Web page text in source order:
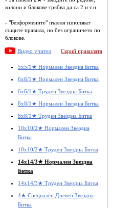
колони и блокове трябва да са 2 и т.н.
- "Безформените" пъзели използват
същите правила, но без ограничето по
блокове.
Видео учител Скрий правилата
5x5/1★ Нормален Звездна Битка
6x6/1★ Нормален Звездна Битка
6x6/1★ Труден Звездна Битка
8x8/1★ Нормален Звездна Битка
8x8/1★ Труден Звездна Битка
10x10/2★ Нормален Звездна
Битка
10x10/2★ Труден Звездна Битка
14x14/3★ Нормален Звездна
Битка
14x14/3★ Труден Звездна Битка
4★ Специален Дневен Звездна
Битка